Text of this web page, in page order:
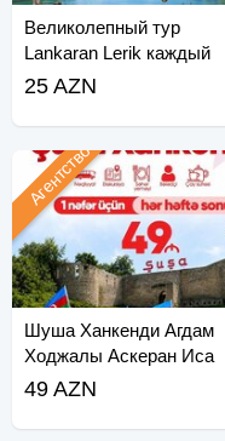
Великолепный тур
Lankaran Lerik каждый
день
25 AZN
Шуша Ханкенди Агдам
Ходжалы Аскеран Иса
Булаги
Агентство
49 AZN